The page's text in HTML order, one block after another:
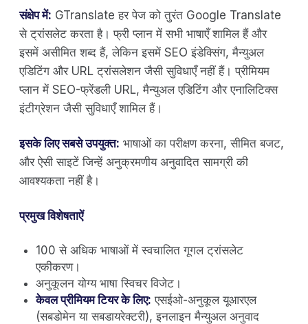
संक्षेप में: GTranslate हर पेज को तुरंत Google Translate
से ट्रांसलेट करता है। फ्री प्लान में सभी भाषाएँ शामिल हैं और
इसमें असीमित शब्द हैं, लेकिन इसमें SEO इंडेक्सिंग, मैन्युअल
एडिटिंग और URL ट्रांसलेशन जैसी सुविधाएँ नहीं हैं। प्रीमियम
प्लान में SEO-फ्रेंडली URL, मैन्युअल एडिटिंग और एनालिटिक्स
इंटीग्रेशन जैसी सुविधाएँ शामिल हैं।
इसके लिए सबसे उपयुक्त: भाषाओं का परीक्षण करना, सीमित बजट,
और ऐसी साइटें जिन्हें अनुक्रमणीय अनुवादित सामग्री की
आवश्यकता नहीं है।
प्रमुख विशेषताऐं
100 से अधिक भाषाओं में स्वचालित गूगल ट्रांसलेट
एकीकरण।
अनुकूलन योग्य भाषा स्विचर विजेट।
केवल प्रीमियम टियर के लिए: एसईओ-अनुकूल यूआरएल
(सबडोमेन या सबडायरेक्टरी), इनलाइन मैन्युअल अनुवाद